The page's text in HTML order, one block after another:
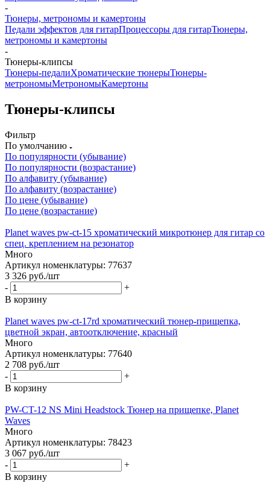
-
Тюнеры, метрономы и камертоны
Педали эффектов для гитарПроцессоры для гитарТюнеры,
метрономы и камертоны
-
Тюнеры-клипсы
Тюнеры-педалиХроматические тюнерыТюнеры-
метрономыМетрономыКамертоны
Тюнеры-клипсы
Фильтр
По умолчанию
По популярности (убывание)
По популярности (возрастание)
По алфавиту (убывание)
По алфавиту (возрастание)
По цене (убывание)
По цене (возрастание)
Planet waves pw-ct-15 хроматический микротюнер для гитар со
спец. креплением на резонатор
Много
Артикул номенклатуры: 77637
3 326 руб./шт
-
+
В корзину
Planet waves pw-ct-17rd хроматический тюнер-прищепка,
цветной экран, автоотключение, красный
Много
Артикул номенклатуры: 77640
2 708 руб./шт
-
+
В корзину
PW-CT-12 NS Mini Headstock Тюнер на прищепке, Planet
Waves
Много
Артикул номенклатуры: 78423
3 067 руб./шт
-
+
В корзину